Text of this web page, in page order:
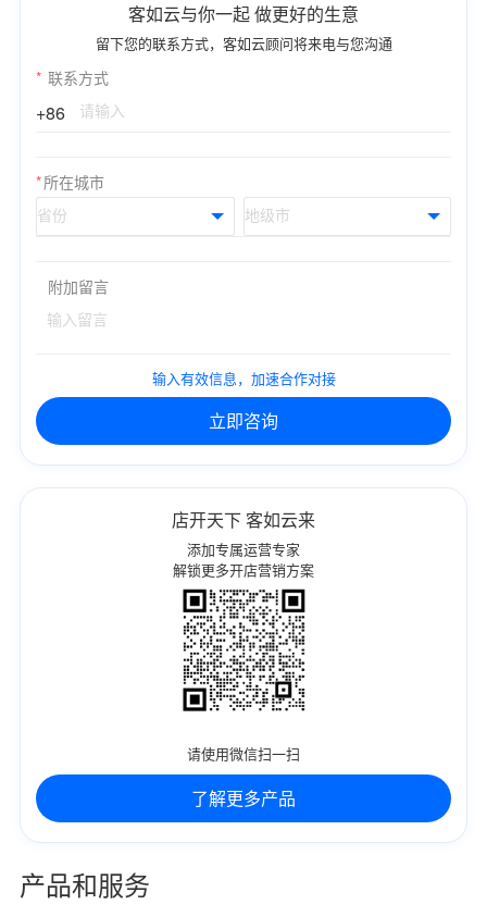
客如云与你一起 做更好的生意
留下您的联系方式，客如云顾问将来电与您沟通
* 联系方式
+86
*所在城市
附加留言
输入有效信息，加速合作对接
立即咨询
店开天下 客如云来
添加专属运营专家
解锁更多开店营销方案
请使用微信扫一扫
了解更多产品
产品和服务